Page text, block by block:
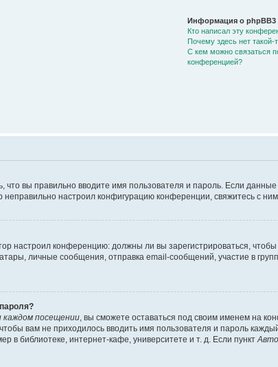
Информация о phpBB3
Кто написал эту
Почему здесь нет такой-
С кем можно связаться
конференцией?
что вы правильно вводите имя пользователя и пароль. Если
настроил конфигурацию конференции, свяжитесь с
настроил конференцию: должны ли вы зарегистрироваться,
личные сообщения, отправка email-сообщений, участие в
каждом посещении , вы сможете оставаться под своим именем на
вам не приходилось вводить имя пользователя и пароль
в библиотеке, интернет-кафе, университете и т. д. Если пункт